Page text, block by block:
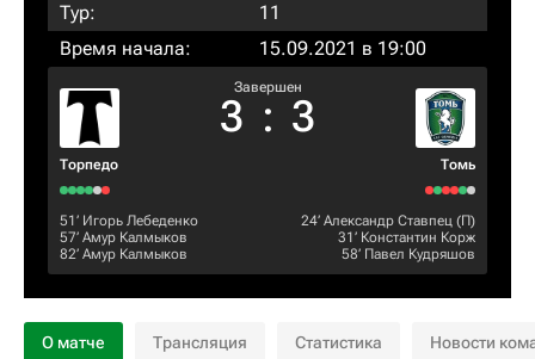
Тур:
11
Время начала:
15.09.2021 в 19:00
Торпедо
Завершен
3 : 3
Томь
51‎’‎ Игорь Лебеденко
57‎’‎ Амур Калмыков
82‎’‎ Амур Калмыков
24‎’‎ Александр Ставпец (П)
31‎’‎ Константин Корж
58‎’‎ Павел Кудряшов
О матче Трансляция Статистика Новости